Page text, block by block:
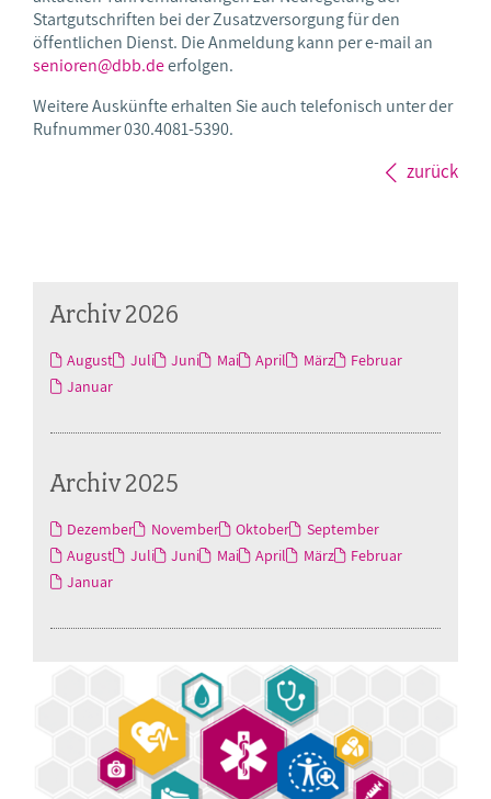
Startgutschriften bei der Zusatzversorgung für den
öffentlichen Dienst. Die Anmeldung kann per e-mail an
senioren@dbb.deerfolgen.
Weitere Auskünfte erhalten Sie auch telefonisch unter der
Rufnummer 030.4081-5390.
zurück
Archiv 2026
August Juli Juni Mai April März
Februar
Januar
Archiv 2025
Dezember November Oktober
September
August
Juli Juni Mai April März
Februar
Januar